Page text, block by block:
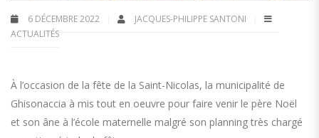
6 DÉCEMBRE 2022
JACQUES-PHILIPPE SANTONI
ACTUALITÉS
À l’occasion de la fête de la Saint-Nicolas, la municipalité de
Ghisonaccia à mis tout en oeuvre pour faire venir le père Noël
et son âne à l’école maternelle malgré son planning très chargé